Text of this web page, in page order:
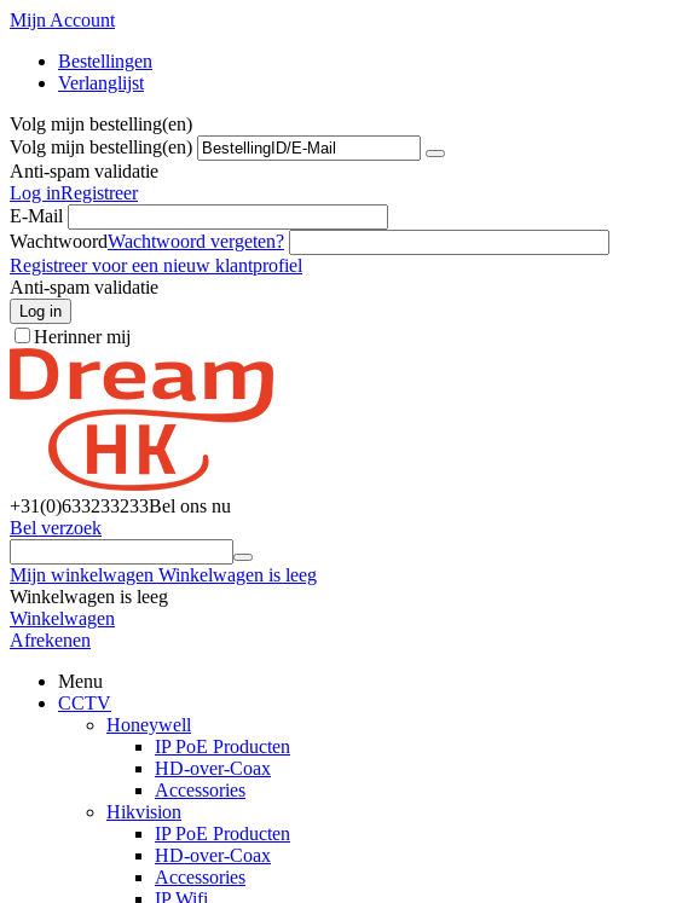
Mijn Account
Bestellingen
Verlanglijst
Volg mijn bestelling(en)
Volg mijn bestelling(en)
Anti-spam validatie
Log inRegistreer
E-Mail
WachtwoordWachtwoord vergeten?
Registreer voor een nieuw klantprofiel
Anti-spam validatie
Log in
Herinner mij
+31(0)633233233Bel ons nu
Bel verzoek
Mijn winkelwagen Winkelwagen is leeg
Winkelwagen is leeg
Winkelwagen
Afrekenen
Menu
CCTV
Honeywell
IP PoE Producten
HD-over-Coax
Accessories
Hikvision
IP PoE Producten
HD-over-Coax
Accessories
IP Wifi